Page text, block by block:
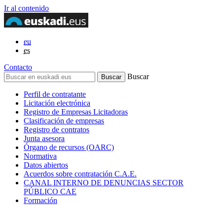
Ir al contenido
eu
es
Contacto
Buscar
Perfil de contratante
Licitación electrónica
Registro de Empresas Licitadoras
Clasificación de empresas
Registro de contratos
Junta asesora
Órgano de recursos (OARC)
Normativa
Datos abiertos
Acuerdos sobre contratación C.A.E.
CANAL INTERNO DE DENUNCIAS SECTOR
PÚBLICO CAE
Formación